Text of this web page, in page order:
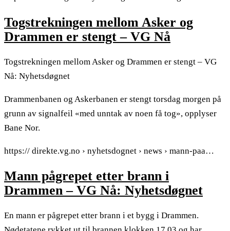
Togstrekningen mellom Asker og
Drammen er stengt – VG Nå
Togstrekningen mellom Asker og Drammen er stengt – VG
Nå: Nyhetsdøgnet
Drammenbanen og Askerbanen er stengt torsdag morgen på
grunn av signalfeil «med unntak av noen få tog», opplyser
Bane Nor.
https:// direkte.vg.no › nyhetsdognet › news › mann-paa…
Mann pågrepet etter brann i
Drammen – VG Nå: Nyhetsdøgnet
En mann er pågrepet etter brann i et bygg i Drammen.